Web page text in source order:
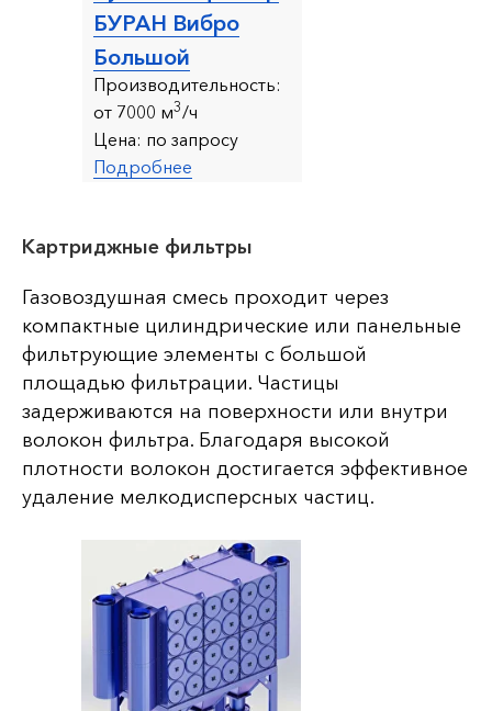
БУРАН Вибро
Большой
Производительность:
от 7000 м3/ч
Цена: по запросу
Подробнее
Картриджные фильтры
Газовоздушная смесь проходит через
компактные цилиндрические или панельные
фильтрующие элементы с большой
площадью фильтрации. Частицы
задерживаются на поверхности или внутри
волокон фильтра. Благодаря высокой
плотности волокон достигается эффективное
удаление мелкодисперсных частиц.